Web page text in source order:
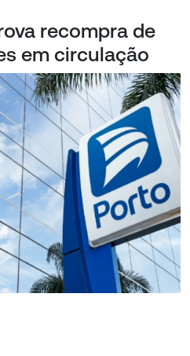
recompra de
em circulação